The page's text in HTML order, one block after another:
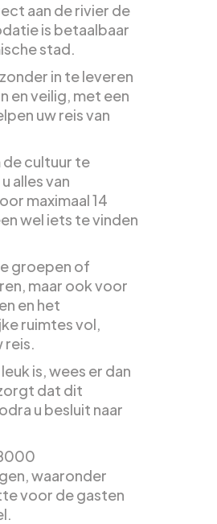
aan de rivier de
is betaalbaar
stad.
in te leveren
en veilig, met een
uw reis van
cultuur te
alles van
maximaal 14
wel iets te vinden
groepen of
maar ook voor
en het
ruimtes vol,
reis.
is, wees er dan
dat dit
u besluit naar
waaronder
voor de gasten